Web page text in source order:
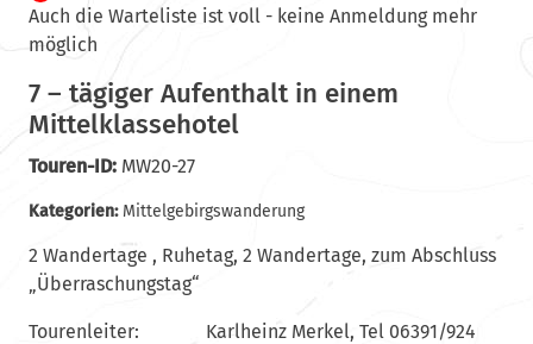
Auch die Warteliste ist voll - keine Anmeldung mehr
möglich
7 – tägiger Aufenthalt in einem
Mittelklassehotel
Touren-ID:MW20-27
Kategorien: Mittelgebirgswanderung
2 Wandertage , Ruhetag, 2 Wandertage, zum Abschluss
„Überraschungstag“
Tourenleiter: Karlheinz Merkel, Tel 06391/924